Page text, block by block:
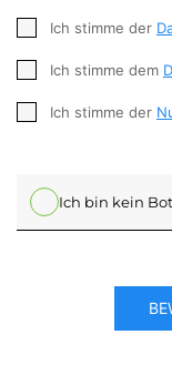
Ich stimme der
Ich stimme dem
Ich stimme der
Ich bin kein Bot